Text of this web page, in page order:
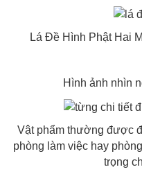
Lá Đề Hình Phật Hai
Hình ảnh nhìn
Vật phẩm thường được
phòng làm việc hay
trọng